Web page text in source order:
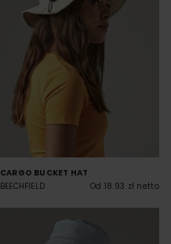
CARGO BUCKET HAT
BEECHFIELD
Od 18.93 zł netto